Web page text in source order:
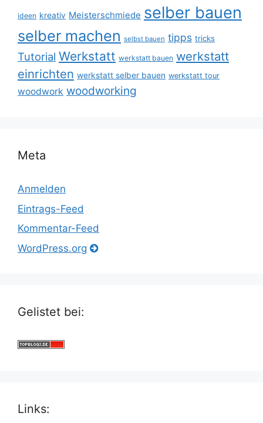
ideen kreativ Meisterschmiede selber bauen
selber machen selbst bauen tipps tricks
Tutorial Werkstatt werkstatt bauen werkstatt
einrichten werkstatt selber bauen werkstatt tour
woodwork woodworking
Meta
Anmelden
Eintrags-Feed
Kommentar-Feed
WordPress.org
Gelistet bei:
Links: